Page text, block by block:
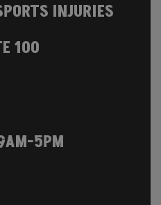
INJURIES
100
5PM